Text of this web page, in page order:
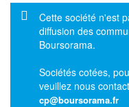
Message
Cette société n'est
diffusion des
Boursorama.
Sociétés cotées,
veuillez nous
cp@boursorama.fr